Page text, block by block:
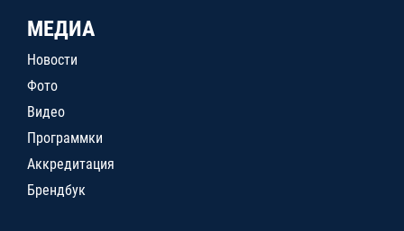
МЕДИА
Новости
Фото
Видео
Программки
Аккредитация
Брендбук